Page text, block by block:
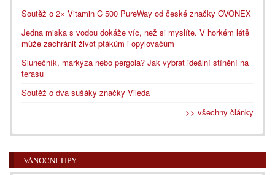
Soutěž o 2× Vitamin C 500 PureWay od české značky OVONEX
Jedna miska s vodou dokáže víc, než si myslíte. V horkém létě
může zachránit život ptákům i opylovačům
Slunečník, markýza nebo pergola? Jak vybrat ideální stínění na
terasu
Soutěž o dva sušáky značky Vileda
>> všechny články
VÁNOČNÍ TIPY